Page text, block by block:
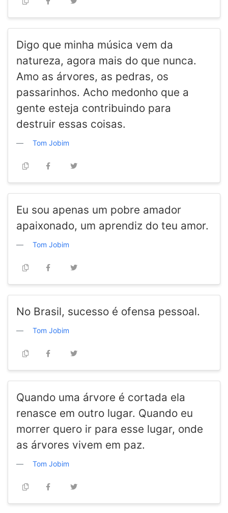
Digo que minha música vem da
natureza, agora mais do que nunca.
Amo as árvores, as pedras, os
passarinhos. Acho medonho que a
gente esteja contribuindo para
destruir essas coisas.
Tom Jobim
Eu sou apenas um pobre amador
apaixonado, um aprendiz do teu amor.
Tom Jobim
No Brasil, sucesso é ofensa pessoal.
Tom Jobim
Quando uma árvore é cortada ela
renasce em outro lugar. Quando eu
morrer quero ir para esse lugar, onde
as árvores vivem em paz.
Tom Jobim